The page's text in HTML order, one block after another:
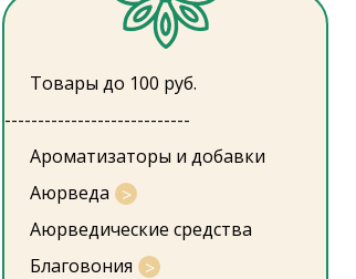
Товары до 100 руб.
----------------------------
Ароматизаторы и добавки
Аюрведа
Аюрведические средства
Благовония